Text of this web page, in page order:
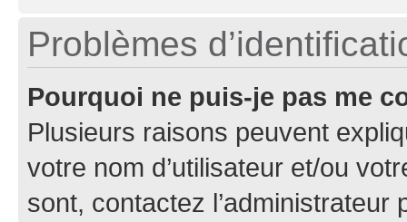
Problèmes
Pourquoi ne puis-je pas me
Plusieurs raisons peuvent
votre nom d’utilisateur et/ou
sont, contactez l’administrateur